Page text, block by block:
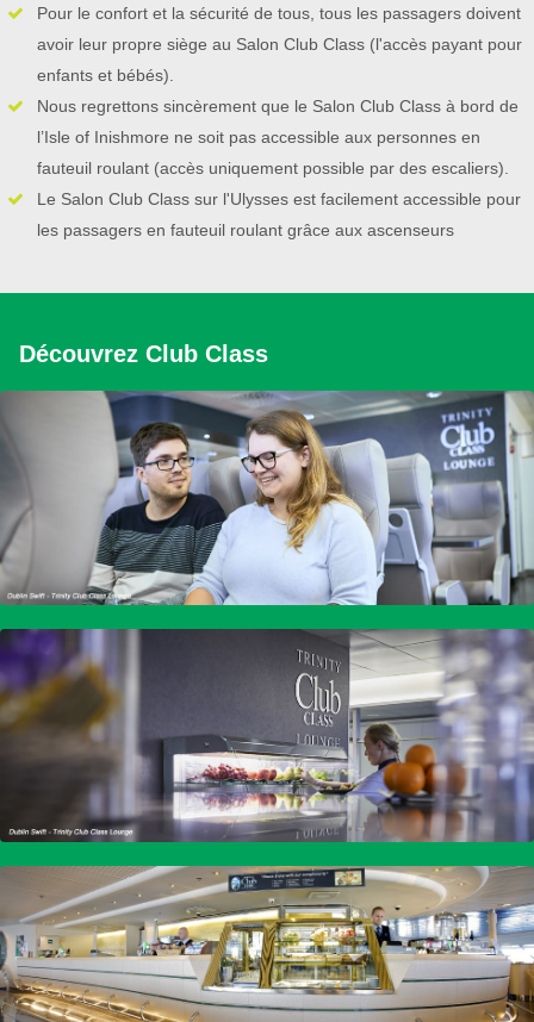
Pour le confort et la sécurité de tous, tous les passagers doivent
avoir leur propre siège au Salon Club Class (l'accès payant pour
enfants et bébés).
Nous regrettons sincèrement que le Salon Club Class à bord de
l’Isle of Inishmore ne soit pas accessible aux personnes en
fauteuil roulant (accès uniquement possible par des escaliers).
Le Salon Club Class sur l'Ulysses est facilement accessible pour
les passagers en fauteuil roulant grâce aux ascenseurs
Découvrez Club Class